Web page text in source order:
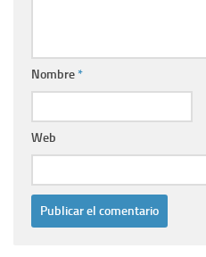
Nombre*
Web